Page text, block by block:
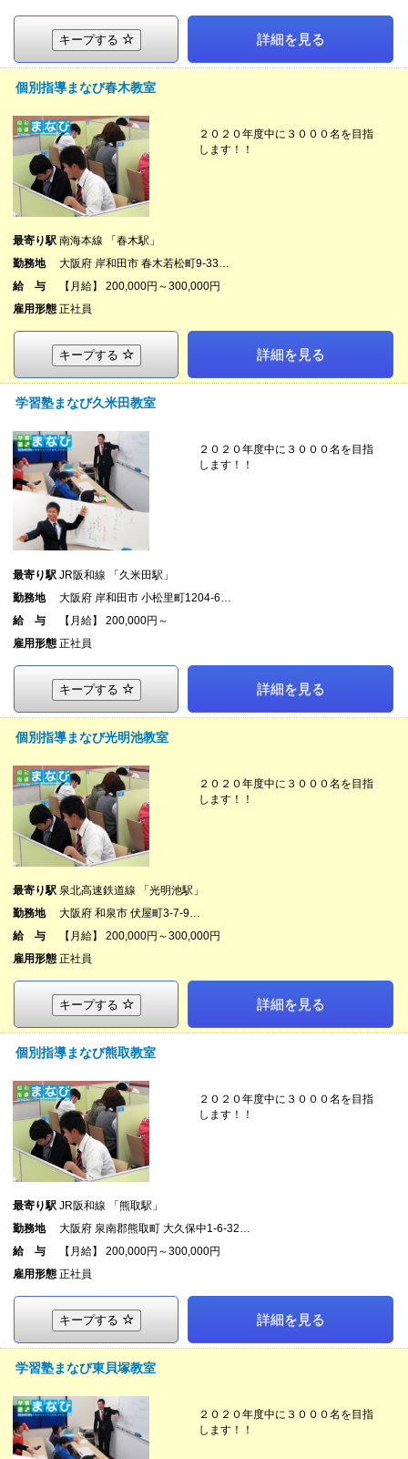
キープする 詳細を見る
個別指導まなび春木教室
２０２０年度中に３０００名を目指
します！！
最寄り駅 南海本線 「春木駅」
勤務地
大阪府 岸和田市 春木若松町9-33…
給 与
【月給】 200,000円～300,000円
雇用形態 正社員
キープする 詳細を見る
学習塾まなび久米田教室
２０２０年度中に３０００名を目指
します！！
最寄り駅 JR阪和線 「久米田駅」
勤務地
大阪府 岸和田市 小松里町1204-6…
給 与
【月給】 200,000円～
雇用形態 正社員
キープする 詳細を見る
個別指導まなび光明池教室
２０２０年度中に３０００名を目指
します！！
最寄り駅 泉北高速鉄道線 「光明池駅」
勤務地
大阪府 和泉市 伏屋町3-7-9…
給 与
【月給】 200,000円～300,000円
雇用形態 正社員
キープする 詳細を見る
個別指導まなび熊取教室
２０２０年度中に３０００名を目指
します！！
最寄り駅 JR阪和線 「熊取駅」
勤務地
大阪府 泉南郡熊取町 大久保中1-6-32…
給 与
【月給】 200,000円～300,000円
雇用形態 正社員
キープする 詳細を見る
学習塾まなび東貝塚教室
２０２０年度中に３０００名を目指
します！！